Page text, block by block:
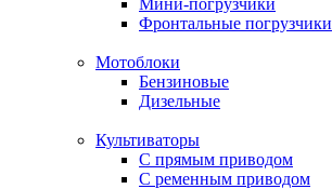
Фронтальные погрузчики
Мотоблоки
Бензиновые
Дизельные
Культиваторы
С прямым приводом
С ременным приводом